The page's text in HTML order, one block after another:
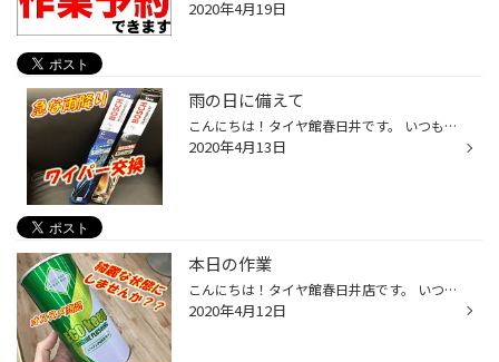
2020年4月19日
雨の日に備えて
こんにちは！タイヤ館春日井です。 いつもご利用ありがとうございます。 今日も天気が良くなく、雨が続いてますね。 運転時の視界、どうですか？？ 強い雨降りに視界奪われていませんか？？ ワイパー１つ買えるだけでも、視界はよくなります！！ 撥水のワイパーも取り扱っていますので、 さらに、さ...
2020年4月13日
本日の作業
こんにちは！タイヤ館春日井店です。 いつもご利用ありがとうございます。 オイル交換だけで落ち切らない蓄積した汚れを 洗浄してくれる商品！！ エンジン内部洗浄剤 エレメント（オイルフィルター）ご交換のお客様で エンジン内部洗浄剤の作業を一緒に行わさせていただきました。 エコ性能、加速性...
2020年4月12日